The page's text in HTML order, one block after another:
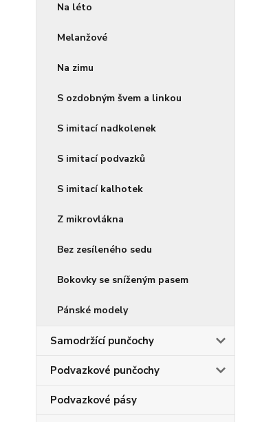
Na léto
Melanžové
Na zimu
S ozdobným švem a linkou
S imitací nadkolenek
S imitací podvazků
S imitací kalhotek
Z mikrovlákna
Bez zesíleného sedu
Bokovky se sníženým pasem
Pánské modely
Samodržící punčochy
Podvazkové punčochy
Podvazkové pásy